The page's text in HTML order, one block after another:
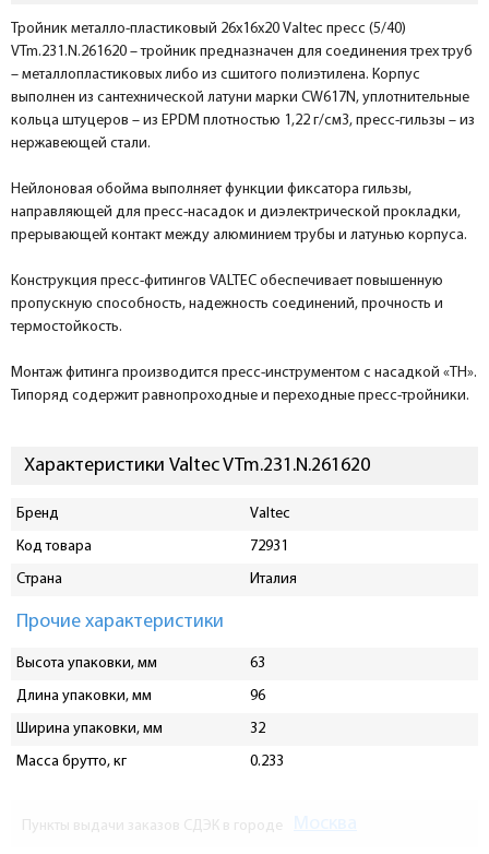
Тройник металло-пластиковый 26х16х20 Valtec пресс (5/40)
VTm.231.N.261620 – тройник предназначен для соединения трех труб
– металлопластиковых либо из сшитого полиэтилена. Корпус
выполнен из сантехнической латуни марки CW617N, уплотнительные
кольца штуцеров – из EPDM плотностью 1,22 г/см3, пресс-гильзы – из
нержавеющей стали.
Нейлоновая обойма выполняет функции фиксатора гильзы,
направляющей для пресс-насадок и диэлектрической прокладки,
прерывающей контакт между алюминием трубы и латунью корпуса.
Конструкция пресс-фитингов VALTEC обеспечивает повышенную
пропускную способность, надежность соединений, прочность и
термостойкость.
Монтаж фитинга производится пресс-инструментом с насадкой «ТН».
Типоряд содержит равнопроходные и переходные пресс-тройники.
Характеристики Valtec VTm.231.N.261620
Бренд
Valtec
Код товара
72931
Страна
Италия
Прочие характеристики
Высота упаковки, мм
63
Длина упаковки, мм
96
Ширина упаковки, мм
32
Масса брутто, кг
0.233
Пункты выдачи заказов СДЭК в городе